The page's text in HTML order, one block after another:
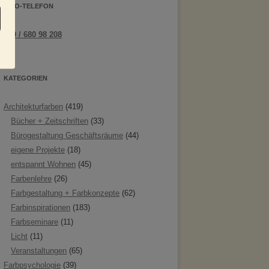
INFO-TELEFON
089 / 680 98 208
KATEGORIEN
Architekturfarben (419)
Bücher + Zeitschriften (33)
Bürogestaltung Geschäftsräume (44)
eigene Projekte (18)
entspannt Wohnen (45)
Farbenlehre (26)
Farbgestaltung + Farbkonzepte (62)
Farbinspirationen (183)
Farbseminare (11)
Licht (11)
Veranstaltungen (65)
Farbpsychologie (39)